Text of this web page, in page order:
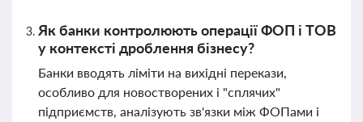
Як банки контролюють операції ФОП і ТОВ
у контексті дроблення бізнесу?
Банки вводять ліміти на вихідні перекази,
особливо для новостворених і "сплячих"
підприємств, аналізують зв'язки між ФОПами і